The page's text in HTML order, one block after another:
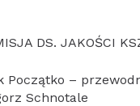
DS. JAKOŚCI
Początko –
Schnotale